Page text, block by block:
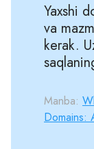
Yaxshi
va
kerak.
Manba:
Domains: